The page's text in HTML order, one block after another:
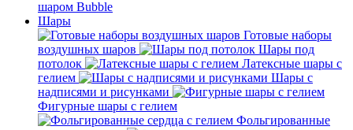
шаром Bubble
Шары
Готовые наборы
воздушных шаров
Шары под
потолок
Латексные шары с
гелием
Шары с
надписями и рисунками
Фигурные шары с гелием
Фольгированные